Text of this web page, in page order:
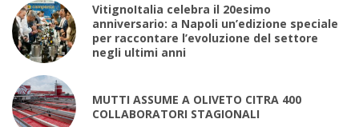
VitignoItalia celebra il 20esimo
anniversario: a Napoli un’edizione speciale
per raccontare l’evoluzione del settore
negli ultimi anni
MUTTI ASSUME A OLIVETO CITRA 400
COLLABORATORI STAGIONALI